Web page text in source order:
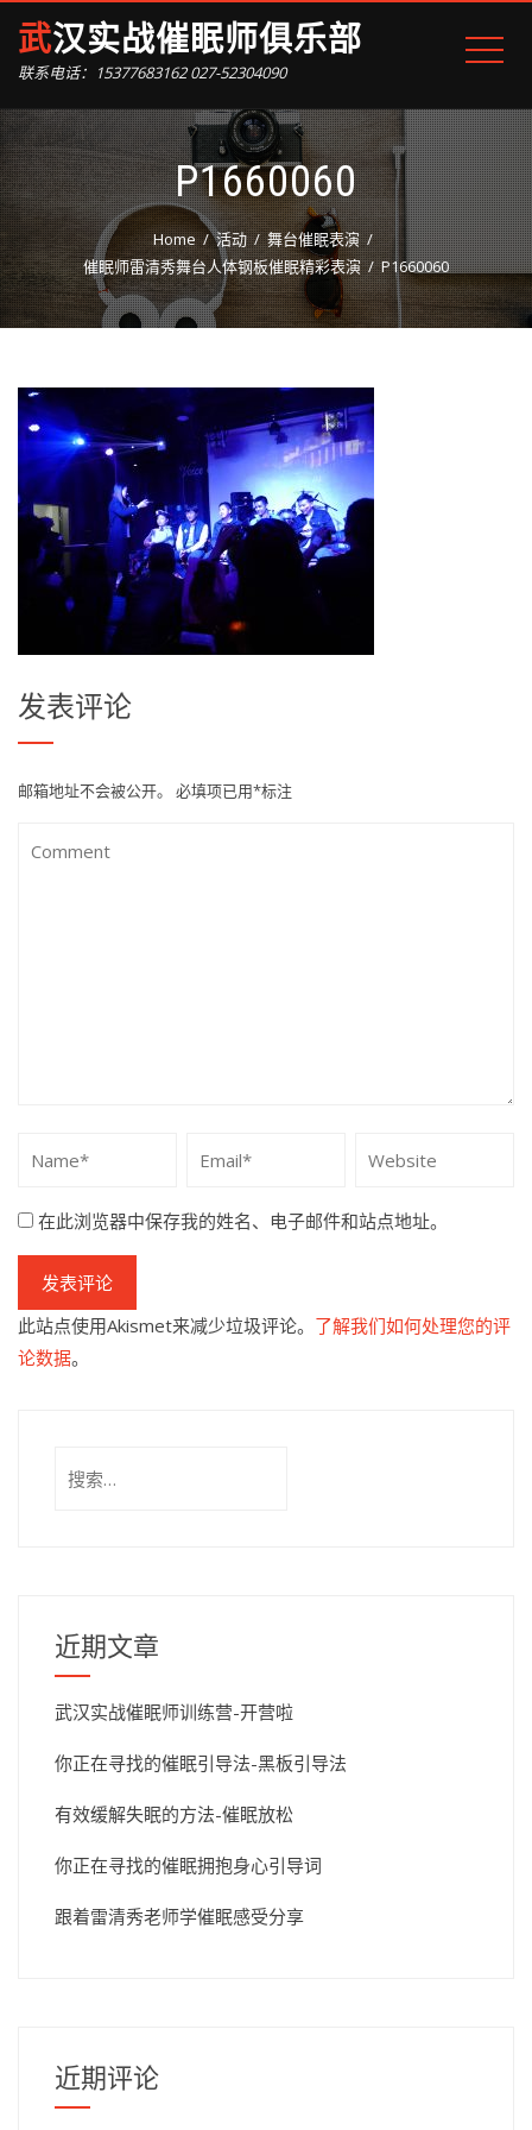
武汉实战催眠师俱乐部
联系电话：15377683162 027-52304090
P1660060
Home 活动
舞台催眠表演
催眠师雷清秀舞台人体钢板催眠精彩表演
P1660060
发表评论
邮箱地址不会被公开。 必填项已用*标注
在此浏览器中保存我的姓名、电子邮件和站点地址。
此站点使用Akismet来减少垃圾评论。 了解我们如何处理您的评
论数据。
索：
近期文章
武汉实战催眠师训练营-开营啦
你正在寻找的催眠引导法-黑板引导法
有效缓解失眠的方法-催眠放松
你正在寻找的催眠拥抱身心引导词
跟着雷清秀老师学催眠感受分享
近期评论